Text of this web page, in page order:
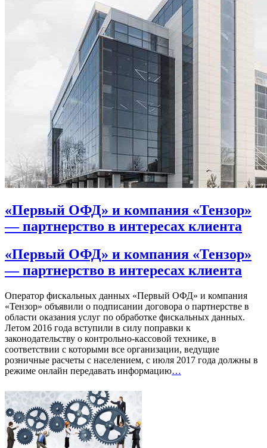
«Первый ОФД» и компания «Тензор»
— партнерство в интересах клиента
«Первый ОФД» и компания «Тензор»
— партнерство в интересах клиента
Оператор фискальных данных «Первый ОФД» и компания
«Тензор» объявили о подписании договора о партнерстве в
области оказания услуг по обработке фискальных данных.
Летом 2016 года вступили в силу поправки к
законодательству о контрольно-кассовой технике, в
соответствии с которыми все организации, ведущие
розничные расчеты с населением, с июля 2017 года должны в
режиме онлайн передавать информацию…